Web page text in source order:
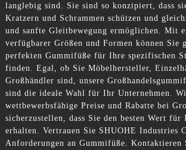
langlebig sind. Sie sind so konzipiert, dass
Kratzern und Schrammen schützen und
und sanfte Gleitbewegung ermöglichen. Mit
verfügbarer Größen und Formen können Sie
perfekten Gummifüße für Ihre spezifischen
finden. Egal, ob Sie Möbelhersteller,
Großhändler sind, unsere
sind die ideale Wahl für Ihr Unternehmen.
wettbewerbsfähige Preise und Rabatte bei
sicherzustellen, dass Sie den besten Wert
erhalten. Vertrauen Sie SHUOHE Industries
Anforderungen an Gummifüße. Kontaktieren